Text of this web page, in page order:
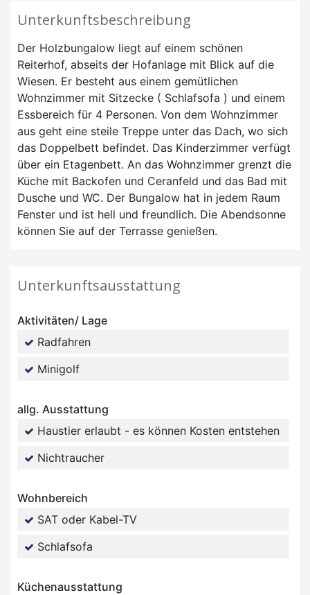
Unterkunftsbeschreibung
Der Holzbungalow liegt auf einem schönen
Reiterhof, abseits der Hofanlage mit Blick auf die
Wiesen. Er besteht aus einem gemütlichen
Wohnzimmer mit Sitzecke ( Schlafsofa ) und einem
Essbereich für 4 Personen. Von dem Wohnzimmer
aus geht eine steile Treppe unter das Dach, wo sich
das Doppelbett befindet. Das Kinderzimmer verfügt
über ein Etagenbett. An das Wohnzimmer grenzt die
Küche mit Backofen und Ceranfeld und das Bad mit
Dusche und WC. Der Bungalow hat in jedem Raum
Fenster und ist hell und freundlich. Die Abendsonne
können Sie auf der Terrasse genießen.
Unterkunftsausstattung
Aktivitäten/ Lage
Radfahren
Minigolf
allg. Ausstattung
Haustier erlaubt - es können Kosten entstehen
Nichtraucher
Wohnbereich
SAT oder Kabel-TV
Schlafsofa
Küchenausstattung